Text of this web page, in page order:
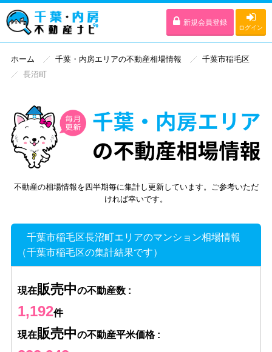
新規会員登録
ログイン
ホーム 千葉・内房エリアの不動産相場情報
千葉市稲毛区
長沼町
不動産の相場情報を四半期毎に集計し更新しています。ご参考いただ
ければ幸いです。
千葉市稲毛区長沼町エリアのマンション相場情報
（千葉市稲毛区の集計結果です）
現在販売中の不動産数 :
1,192件
現在販売中の不動産平米価格 :